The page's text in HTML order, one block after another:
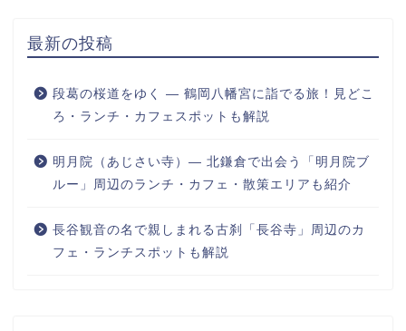
最新の投稿
段葛の桜道をゆく ― 鶴岡八幡宮に詣でる旅！見どこ
ろ・ランチ・カフェスポットも解説
明月院（あじさい寺）― 北鎌倉で出会う「明月院ブ
ルー」周辺のランチ・カフェ・散策エリアも紹介
長谷観音の名で親しまれる古刹「長谷寺」周辺のカ
フェ・ランチスポットも解説